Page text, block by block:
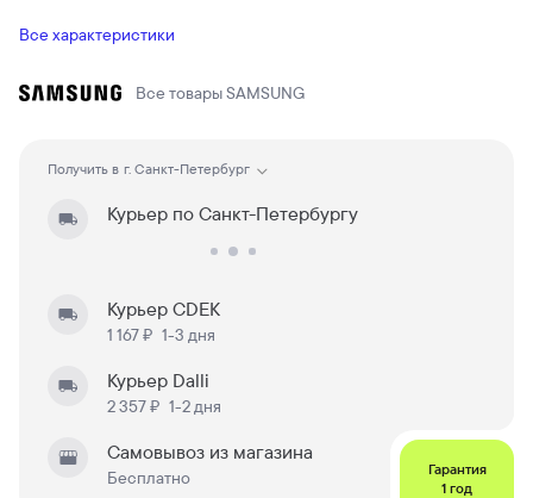
Все характеристики
Все товарыSAMSUNG
Получить в г. Санкт-Петербург
Курьер по Санкт-Петербургу
Курьер CDEK
1 167 ₽ 1-3 дня
Курьер Dalli
2 357 ₽ 1-2 дня
Самовывоз из магазина
Бесплатно
Гарантия
1 год